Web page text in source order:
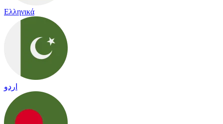
Ελληνικά
اردو